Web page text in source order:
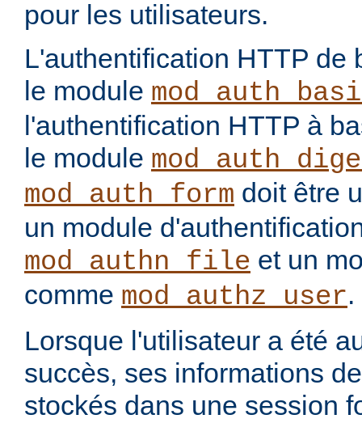
pour les utilisateurs.
L'authentification HTTP de
le module
l'authentification HTTP à
le module
mod_auth_form doit être
un module
mod_authn_file et un
comme mod_authz_user.
Lorsque l'utilisateur a été
succès, ses informations
stockés dans une session